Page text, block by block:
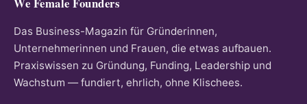
Das Business-Magazin für Gründerinnen,
Unternehmerinnen und Frauen, die etwas aufbauen.
Praxiswissen zu Gründung, Funding, Leadership und
Wachstum — fundiert, ehrlich, ohne Klischees.